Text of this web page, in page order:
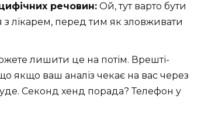
речовин: Ой, тут варто бути
лікарем, перед тим як зловживати
лишити це на потім. Врешті-
якщо ваш аналіз чекає на вас через
Секонд хенд порада? Телефон у